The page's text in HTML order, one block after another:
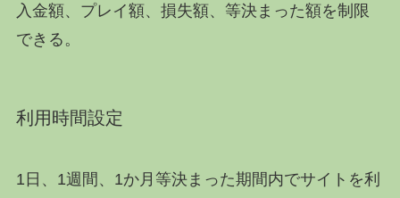
入金額、プレイ額、損失額、等決まった額を制限
できる。
利用時間設定
1日、1週間、1か月等決まった期間内でサイトを利